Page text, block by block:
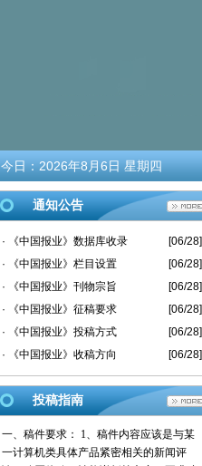
今日： 2026年8月6日 星期四
通知公告
· 《中国报业》数据库收录
[06/28]
· 《中国报业》栏目设置
[06/28]
· 《中国报业》刊物宗旨
[06/28]
· 《中国报业》征稿要求
[06/28]
· 《中国报业》投稿方式
[06/28]
· 《中国报业》收稿方向
[06/28]
投稿指南
一、稿件要求： 1、稿件内容应该是与某
一计算机类具体产品紧密相关的新闻评